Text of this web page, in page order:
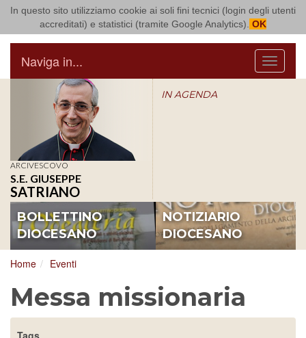
In questo sito utilizziamo cookie ai soli fini tecnici (login degli utenti
accreditati) e statistici (tramite Google Analytics). OK
Arcidiocesi di Bari Bitonto
Menu
Naviga in...
ARCIVESCOVO
S.E. GIUSEPPE
SATRIANO
IN AGENDA
BOLLETTINO
DIOCESANO
NOTIZIARIO
DIOCESANO
Home Eventi
Messa missionaria
Tags